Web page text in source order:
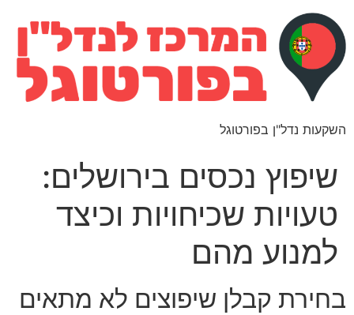
השקעות נדל"ן בפורטוגל
שיפוץ נכסים בירושלים:
טעויות שכיחויות וכיצד
למנוע מהם
בחירת קבלן שיפוצים לא מתאים